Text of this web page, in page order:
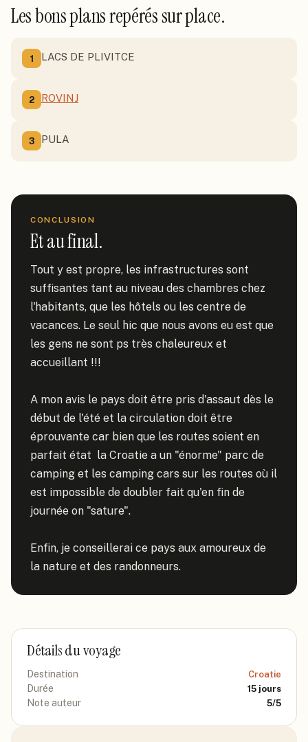
Les bons plans repérés sur place.
1 LACS DE PLIVITCE
2 ROVINJ
3 PULA
CONCLUSION
Et au final.
Tout y est propre, les infrastructures sont
suffisantes tant au niveau des chambres chez
l'habitants, que les hôtels ou les centre de
vacances. Le seul hic que nous avons eu est que
les gens ne sont ps très chaleureux et
accueillant !!!
A mon avis le pays doit être pris d'assaut dès le
début de l'été et la circulation doit être
éprouvante car bien que les routes soient en
parfait état  la Croatie a un "énorme" parc de
camping et les camping cars sur les routes où il
est impossible de doubler fait qu'en fin de
journée on "sature".
Enfin, je conseillerai ce pays aux amoureux de
la nature et des randonneurs.
Détails du voyage
Destination Croatie
Durée 15 jours
Note auteur 5/5